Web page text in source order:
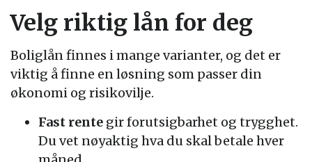
Velg riktig lån for deg
Boliglån finnes i mange varianter, og det er
viktig å finne en løsning som passer din
økonomi og risikovilje.
Fast rente gir forutsigbarhet og trygghet.
Du vet nøyaktig hva du skal betale hver